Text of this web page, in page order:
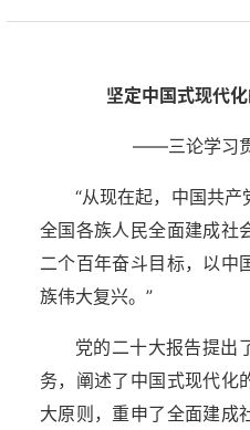
坚定中国式现代
——三论学习
“从现在起，中国共
全国各族人民全面建成社
二个百年奋斗目标，以中
族伟大复兴。”
党的二十大报告提出
务，阐述了中国式现代化
大原则，重申了全面建成